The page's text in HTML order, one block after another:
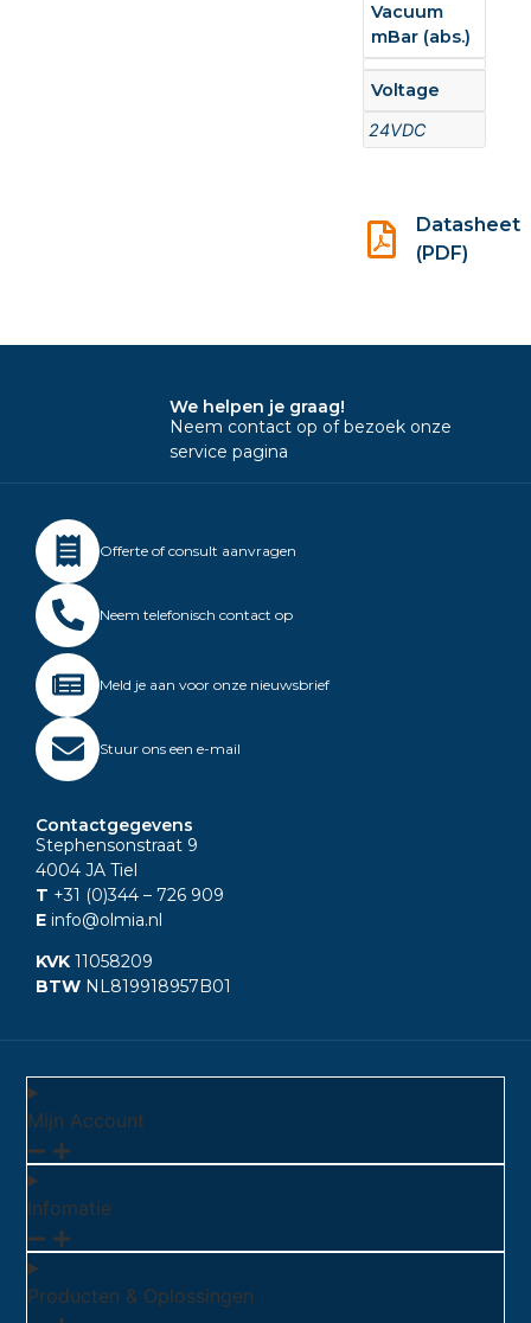
Vacuum
mBar (abs.)
Voltage
24VDC
Datasheet
(PDF)
We helpen je graag!
Neem contact op of bezoek onze
service pagina
Offerte of consult aanvragen
Neem telefonisch contact op
Meld je aan voor onze nieuwsbrief
Stuur ons een e-mail
Contactgegevens
Stephensonstraat 9
4004 JA Tiel
T +31 (0)344 – 726 909
E info@olmia.nl
KVK 11058209
BTW NL819918957B01
Mijn Account
Infomatie
Producten & Oplossingen